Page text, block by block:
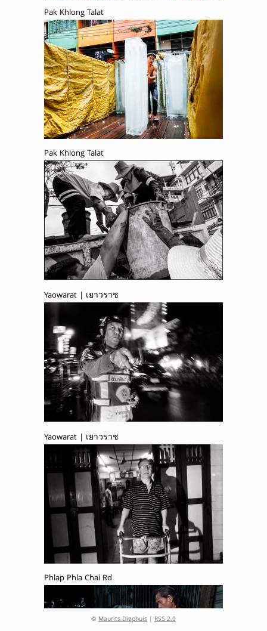
Pak Khlong Talat
Pak Khlong Talat
Yaowarat | เยาวราช
Yaowarat | เยาวราช
Phlap Phla Chai Rd
© Maurits Diephuis | RSS 2.0